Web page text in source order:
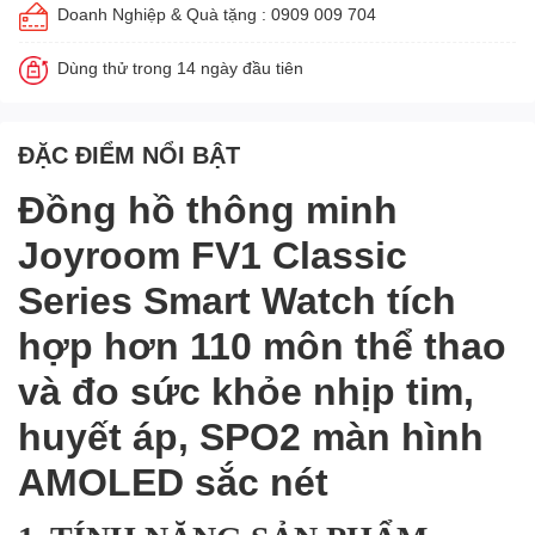
Doanh Nghiệp & Quà tặng : 0909 009 704
Dùng thử trong 14 ngày đầu tiên
ĐẶC ĐIỂM NỔI BẬT
Đồng hồ thông minh
Joyroom FV1 Classic
Series Smart Watch tích
hợp hơn 110 môn thể thao
và đo sức khỏe nhịp tim,
huyết áp, SPO2 màn hình
AMOLED sắc nét